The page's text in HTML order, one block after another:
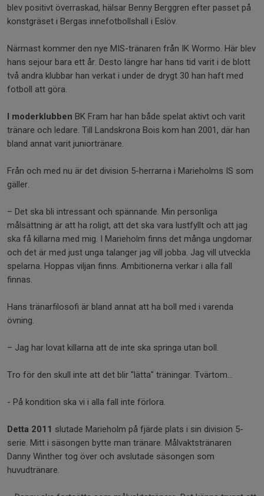
blev positivt överraskad, hälsar Benny Berggren efter passet på
konstgräset i Bergas innefotbollshall i Eslöv.
Närmast kommer den nye MIS-tränaren från IK Wormo. Här blev
hans sejour bara ett år. Desto längre har hans tid varit i de blott
två andra klubbar han verkat i under de drygt 30 han haft med
fotboll att göra.
I moderklubben BK Fram har han både spelat aktivt och varit
tränare och ledare. Till Landskrona Bois kom han 2001, där han
bland annat varit juniortränare.
Från och med nu är det division 5-herrarna i Marieholms IS som
gäller.
– Det ska bli intressant och spännande. Min personliga
målsättning är att ha roligt, att det ska vara lustfyllt och att jag
ska få killarna med mig. I Marieholm finns det många ungdomar
och det är med just unga talanger jag vill jobba. Jag vill utveckla
spelarna. Hoppas viljan finns. Ambitionerna verkar i alla fall
finnas.
Hans tränarfilosofi är bland annat att ha boll med i varenda
övning.
– Jag har lovat killarna att de inte ska springa utan boll.
Tro för den skull inte att det blir "lätta" träningar. Tvärtom...
- På kondition ska vi i alla fall inte förlora.
Detta 2011 slutade Marieholm på fjärde plats i sin division 5-
serie. Mitt i säsongen bytte man tränare. Målvaktstränaren
Danny Winther tog över och avslutade säsongen som
huvudtränare.